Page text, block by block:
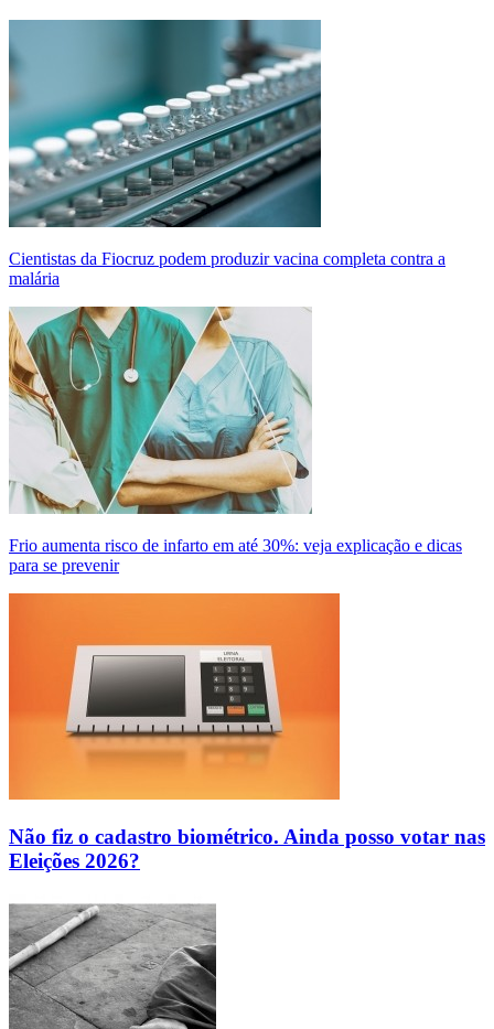
Cientistas da Fiocruz podem produzir vacina completa contra a
malária
Frio aumenta risco de infarto em até 30%: veja explicação e dicas
para se prevenir
Não fiz o cadastro biométrico. Ainda posso votar nas
Eleições 2026?